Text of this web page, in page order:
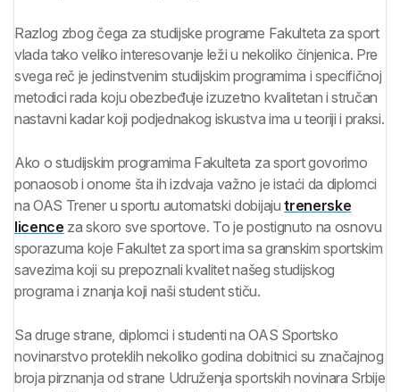
Razlog zbog čega za studijske programe Fakulteta za sport
vlada tako veliko interesovanje leži u nekoliko činjenica. Pre
svega reč je jedinstvenim studijskim programima i specifičnoj
metodici rada koju obezbeđuje izuzetno kvalitetan i stručan
nastavni kadar koji podjednakog iskustva ima u teoriji i praksi.
Ako o studijskim programima Fakulteta za sport govorimo
ponaosob i onome šta ih izdvaja važno je istaći da diplomci
na OAS Trener u sportu automatski dobijajutrenerske
licence za skoro sve sportove. To je postignuto na osnovu
sporazuma koje Fakultet za sport ima sa granskim sportskim
savezima koji su prepoznali kvalitet našeg studijskog
programa i znanja koji naši student stiču.
Sa druge strane, diplomci i studenti na OAS Sportsko
novinarstvo proteklih nekoliko godina dobitnici su značajnog
broja pirznanja od strane Udruženja sportskih novinara Srbije